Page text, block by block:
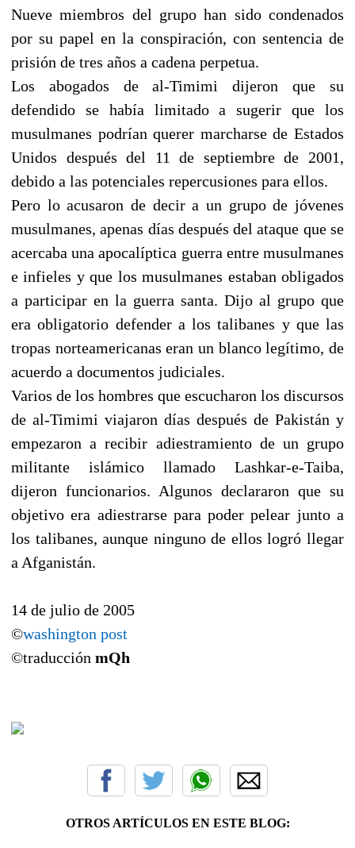
Nueve miembros del grupo han sido condenados
por su papel en la conspiración, con sentencia de
prisión de tres años a cadena perpetua.
Los abogados de al-Timimi dijeron que su
defendido se había limitado a sugerir que los
musulmanes podrían querer marcharse de Estados
Unidos después del 11 de septiembre de 2001,
debido a las potenciales repercusiones para ellos.
Pero lo acusaron de decir a un grupo de jóvenes
musulmanes, apenas días después del ataque que se
acercaba una apocalíptica guerra entre musulmanes
e infieles y que los musulmanes estaban obligados
a participar en la guerra santa. Dijo al grupo que
era obligatorio defender a los talibanes y que las
tropas norteamericanas eran un blanco legítimo, de
acuerdo a documentos judiciales.
Varios de los hombres que escucharon los discursos
de al-Timimi viajaron días después de Pakistán y
empezaron a recibir adiestramiento de un grupo
militante islámico llamado Lashkar-e-Taiba,
dijeron funcionarios. Algunos declararon que su
objetivo era adiestrarse para poder pelear junto a
los talibanes, aunque ninguno de ellos logró llegar
a Afganistán.
14 de julio de 2005
©washington post
©traducción mQh
OTROS ARTÍCULOS EN ESTE BLOG: